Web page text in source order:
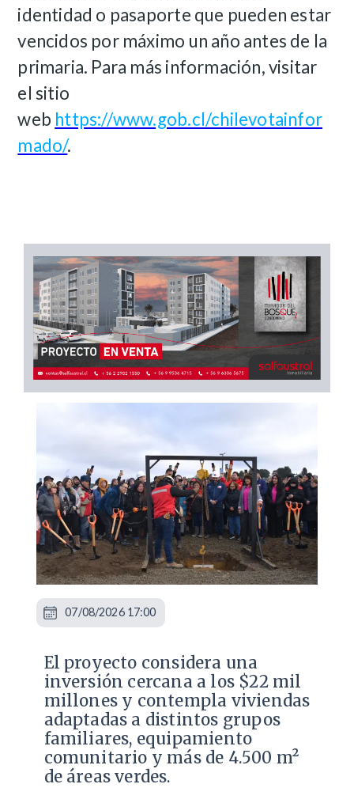
identidad o pasaporte que pueden estar
vencidos por máximo un año antes de la
primaria. Para más información, visitar
el sitio
web https://www.gob.cl/chilevotainfor
mado/.
El proyecto considera una
inversión cercana a los $22 mil
millones y contempla viviendas
adaptadas a distintos grupos
familiares, equipamiento
comunitario y más de 4.500 m²
de áreas verdes.
07/08/2026 17:00